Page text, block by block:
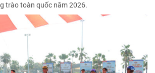
trào toàn quốc năm 2026.